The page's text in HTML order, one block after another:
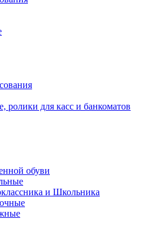
ролики для касс и банкоматов
обуви
и Школьника